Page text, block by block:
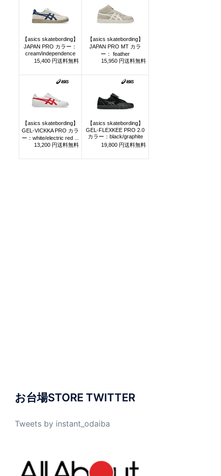
お台場STORE TWITTER
Tweets by instant_odaiba